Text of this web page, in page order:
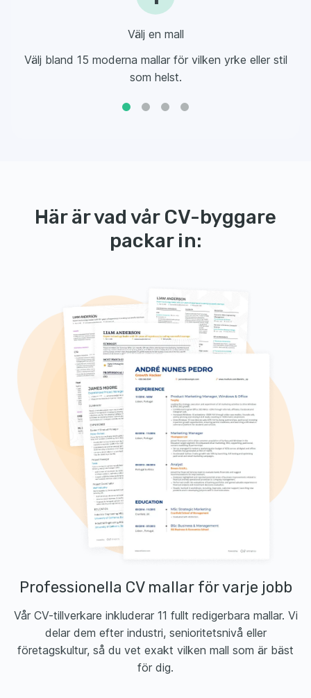
Välj en mall
Välj bland 15 moderna mallar för vilken yrke eller stil
som helst.
Här är vad vår CV-byggare
packar in:
Professionella CV mallar för varje jobb
Vår CV-tillverkare inkluderar 11 fullt redigerbara mallar. Vi
delar dem efter industri, senioritetsnivå eller
företagskultur, så du vet exakt vilken mall som är bäst
för dig.